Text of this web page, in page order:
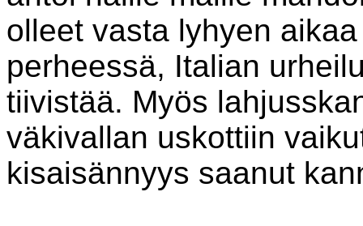
olleet vasta lyhyen
perheessä, Italian
tiivistää. Myös
väkivallan uskottiin
kisaisännyys saanut